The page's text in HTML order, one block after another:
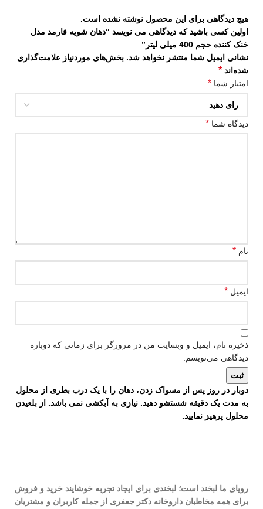
هیچ دیدگاهی برای این محصول نوشته نشده است.
اولین کسی باشید که دیدگاهی می نویسد “دهان شویه فارمد مدل
خنک کننده حجم 400 میلی لیتر”
نشانی ایمیل شما منتشر نخواهد شد. بخش‌های موردنیاز علامت‌گذاری
شده‌اند *
امتیاز شما *
دیدگاه شما *
نام *
ایمیل *
ذخیره نام، ایمیل و وبسایت من در مرورگر برای زمانی که دوباره
دیدگاهی می‌نویسم.
دوبار در روز پس از مسواک زدن، دهان را با یک درب بطری از محلول
به مدت یک دقیقه شستشو دهید. نیازی به آبکشی نمی باشد. از بلعیدن
محلول پرهیز نمایید.
رویای ما لبخند است؛ لبخندی برای ایجاد تجربه خوشایند خرید و فروش
برای همه مخاطبان داروخانه دکتر جعفری از جمله کاربران و مشتریان